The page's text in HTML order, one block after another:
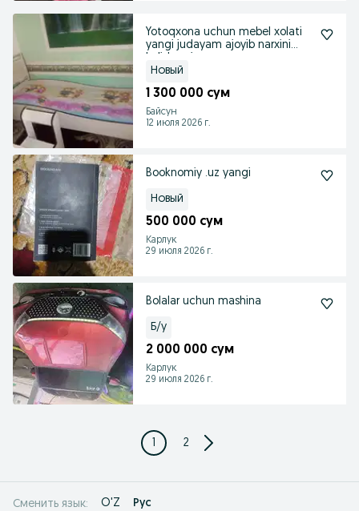
Yotoqxona uchun mebel xolati
yangi judayam ajoyib narxini
Новый
1 300 000 сум
Байсун
12 июля 2026 г.
Booknomiy .uz yangi
Новый
500 000 сум
Карлук
29 июля 2026 г.
Bolalar uchun mashina
Б/у
2 000 000 сум
Карлук
29 июля 2026 г.
1 2
Сменить язык: O'Z Рус